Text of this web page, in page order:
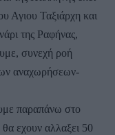
Αγιου Ταξιάρχη και
της Ραφήνας,
συνεχή ροή
αναχωρήσεων-
παραπάνω στο
εχουν αλλαξει 50